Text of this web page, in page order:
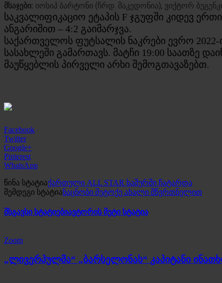
​მსაჯები: იოსიპ ბარტონი (ჩრდ. მაკედონია), ვიქტორ
საკვალიფიკაციო ეტაპის F ჯგუფში კიდევ
ანგარიშით – 4:2 გაიმარჯვა.
​საქართველოს ფუტსალის ნაკრები ევრო
სასახლეში გამართავს. მატჩი 19:00 საათზე
მაუწყებლის პირველი არხი შემოგთავაზებთ.
Facebook
Twitter
Google+
Pinterest
WhatsApp
წინა სტატიაქართული ALL STAR ხაშურში ჩატარდა
შემდეგი სტატიანაცნობი მეტოქე ახალი მწვრთნელით
მსგავსი სტატიებიავტორის მეტი სტატია
Zoom
„ლივერპულმა“ „ბარსელონას“ კაპიტანი